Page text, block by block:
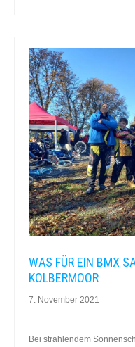
WAS FÜR EIN BMX
KOLBERMOOR
7. November 2021
Bei strahlendem